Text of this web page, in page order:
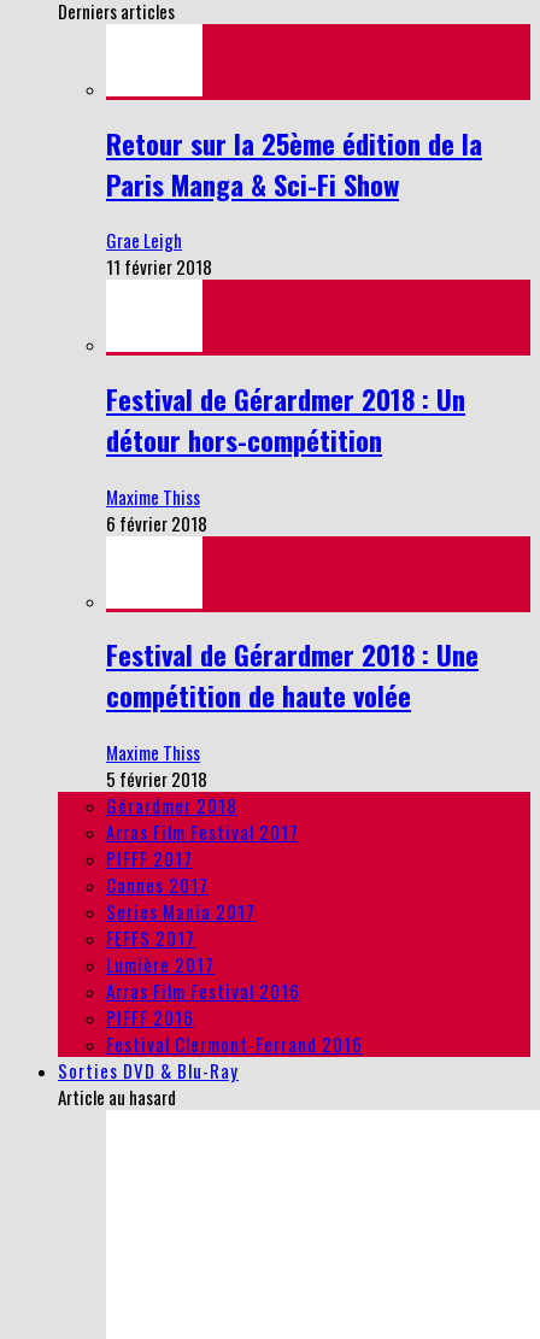
Derniers articles
Retour sur la 25ème édition de la
Paris Manga & Sci-Fi Show
Grae Leigh
11 février 2018
Festival de Gérardmer 2018 : Un
détour hors-compétition
Maxime Thiss
6 février 2018
Festival de Gérardmer 2018 : Une
compétition de haute volée
Maxime Thiss
5 février 2018
Gérardmer 2018
Arras Film Festival 2017
PIFFF 2017
Cannes 2017
Series Mania 2017
FEFFS 2017
Lumière 2017
Arras Film Festival 2016
PIFFF 2016
Festival Clermont-Ferrand 2016
Sorties DVD & Blu-Ray
Article au hasard